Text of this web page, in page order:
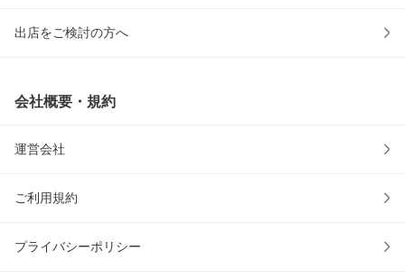
出店をご検討の方へ
会社概要・規約
運営会社
ご利用規約
プライバシーポリシー